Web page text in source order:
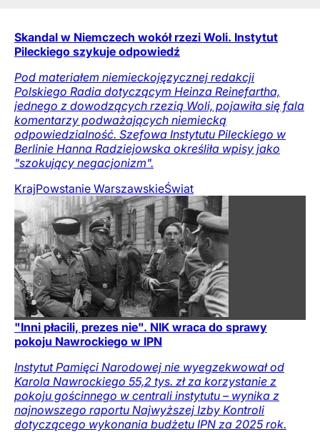
Skandal w Niemczech wokół rzezi Woli. Instytut
Pileckiego szykuje odpowiedź
Pod materiałem niemieckojęzycznej redakcji
Polskiego Radia dotyczącym Heinza Reinefartha,
jednego z dowodzących rzezią Woli, pojawiła się fala
komentarzy podważających niemiecką
odpowiedzialność. Szefowa Instytutu Pileckiego w
Berlinie Hanna Radziejowska określiła wpisy jako
"szokujący negacjonizm".
KrajPowstanie WarszawskieŚwiat
"Inni płacili, prezes nie". NIK wraca do sprawy
pokoju Nawrockiego w IPN
Instytut Pamięci Narodowej nie wyegzekwował od
Karola Nawrockiego 55,2 tys. zł za korzystanie z
pokoju gościnnego w centrali instytutu – wynika z
najnowszego raportu Najwyższej Izby Kontroli
dotyczącego wykonania budżetu IPN za 2025 rok.